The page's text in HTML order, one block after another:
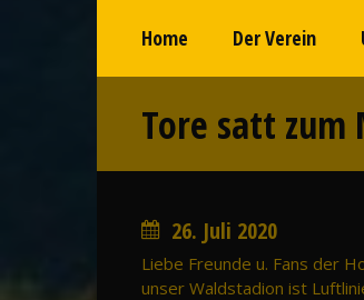
Home Der Verein
Tore satt zum
26. Juli 2020
Liebe Freunde u. Fans der
unser Waldstadion ist